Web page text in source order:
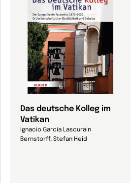
Das deutsche Kolleg im
Vatikan
Ignacio García Lascurain
Bernstorff, Stefan Heid